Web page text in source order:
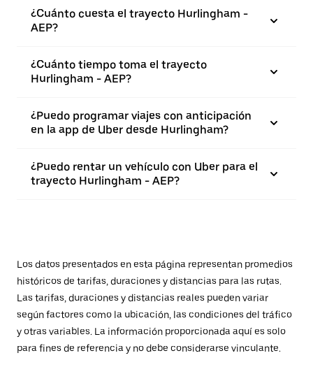
¿Cuánto cuesta el trayecto Hurlingham -
AEP?
¿Cuánto tiempo toma el trayecto
Hurlingham - AEP?
¿Puedo programar viajes con anticipación
en la app de Uber desde Hurlingham?
¿Puedo rentar un vehículo con Uber para el
trayecto Hurlingham - AEP?
Los datos presentados en esta página representan promedios
históricos de tarifas, duraciones y distancias para las rutas.
Las tarifas, duraciones y distancias reales pueden variar
según factores como la ubicación, las condiciones del tráfico
y otras variables. La información proporcionada aquí es solo
para fines de referencia y no debe considerarse vinculante.